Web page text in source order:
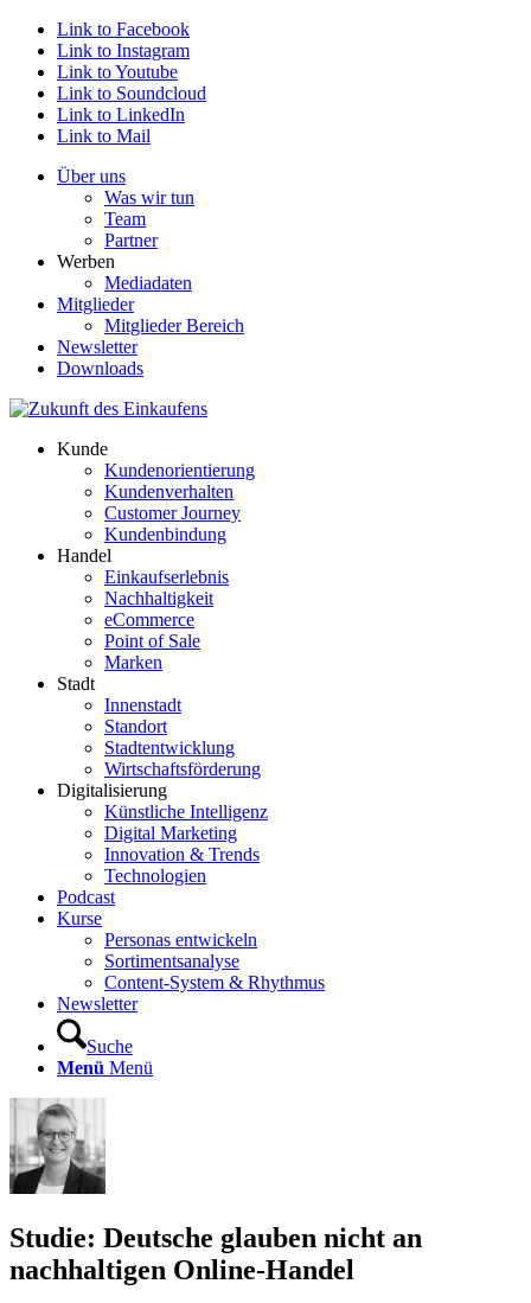
Link to Facebook
Link to Instagram
Link to Youtube
Link to Soundcloud
Link to LinkedIn
Link to Mail
Über uns
Was wir tun
Team
Partner
Werben
Mediadaten
Mitglieder
Mitglieder Bereich
Newsletter
Downloads
Kunde
Kundenorientierung
Kundenverhalten
Customer Journey
Kundenbindung
Handel
Einkaufserlebnis
Nachhaltigkeit
eCommerce
Point of Sale
Marken
Stadt
Innenstadt
Standort
Stadtentwicklung
Wirtschaftsförderung
Digitalisierung
Künstliche Intelligenz
Digital Marketing
Innovation & Trends
Technologien
Podcast
Kurse
Personas entwickeln
Sortimentsanalyse
Content-System & Rhythmus
Newsletter
Suche
Menü Menü
Studie: Deutsche glauben nicht an
nachhaltigen Online-Handel